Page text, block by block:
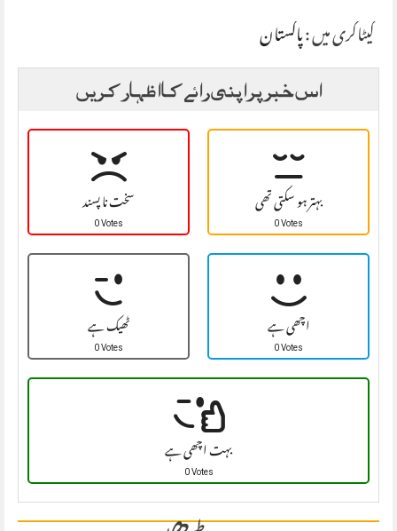
کیٹاگری میں :پاکستان
اس خبر پر اپنی رائے کا اظہار کریں
سخت نا پسند
0 Votes بہتر ہو سکتی تھی
0 Votes
ٹھیک ہے
0 Votes اچھی ہے
0 Votes
بہت اچھی ہے
0 Votes